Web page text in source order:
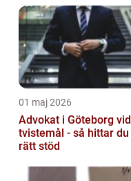
01 maj 2026
Advokat i Göteborg vid
tvistemål - så hittar du
rätt stöd